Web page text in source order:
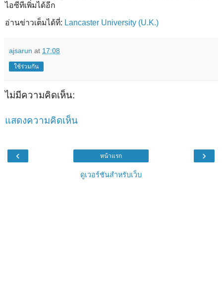
ไอซีทีเพิ่มได้อีก
อ่านข่าวเต็มได้ที่: Lancaster University (U.K.)
ajsarun at 17:08
ใช้ร่วมกัน
ไม่มีความคิดเห็น:
แสดงความคิดเห็น
‹ ›
หน้าแรก
ดูเวอร์ชันสำหรับเว็บ